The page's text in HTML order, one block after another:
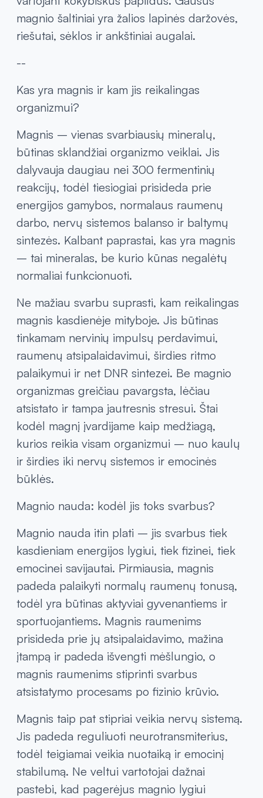
magnio šaltiniai yra žalios lapinės daržovės,
riešutai, sėklos ir ankštiniai augalai.
--
Kas yra magnis ir kam jis reikalingas
organizmui?
Magnis – vienas svarbiausių mineralų,
būtinas sklandžiai organizmo veiklai. Jis
dalyvauja daugiau nei 300 fermentinių
reakcijų, todėl tiesiogiai prisideda prie
energijos gamybos, normalaus raumenų
darbo, nervų sistemos balanso ir baltymų
sintezės. Kalbant paprastai, kas yra magnis
– tai mineralas, be kurio kūnas negalėtų
normaliai funkcionuoti.
Ne mažiau svarbu suprasti, kam reikalingas
magnis kasdienėje mityboje. Jis būtinas
tinkamam nervinių impulsų perdavimui,
raumenų atsipalaidavimui, širdies ritmo
palaikymui ir net DNR sintezei. Be magnio
organizmas greičiau pavargsta, lėčiau
atsistato ir tampa jautresnis stresui. Štai
kodėl magnį įvardijame kaip medžiagą,
kurios reikia visam organizmui – nuo kaulų
ir širdies iki nervų sistemos ir emocinės
būklės.
Magnio nauda: kodėl jis toks svarbus?
Magnio nauda itin plati – jis svarbus tiek
kasdieniam energijos lygiui, tiek fizinei, tiek
emocinei savijautai. Pirmiausia, magnis
padeda palaikyti normalų raumenų tonusą,
todėl yra būtinas aktyviai gyvenantiems ir
sportuojantiems. Magnis raumenims
prisideda prie jų atsipalaidavimo, mažina
įtampą ir padeda išvengti mėšlungio, o
magnis raumenims stiprinti svarbus
atsistatymo procesams po fizinio krūvio.
Magnis taip pat stipriai veikia nervų sistemą.
Jis padeda reguliuoti neurotransmiterius,
todėl teigiamai veikia nuotaiką ir emocinį
stabilumą. Ne veltui vartotojai dažnai
pastebi, kad pagerėjus magnio lygiui